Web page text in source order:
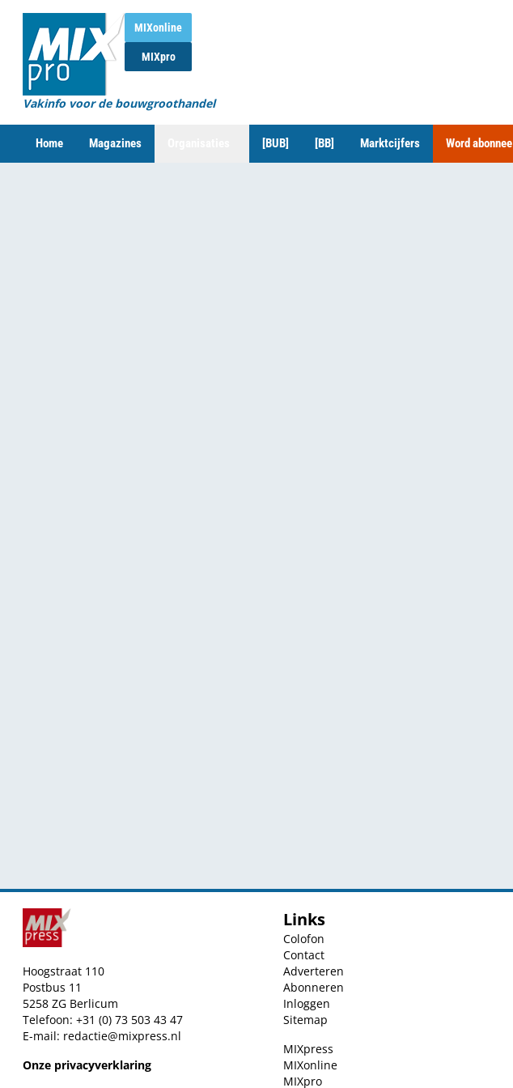
MIXonline
MIXpro
Vakinfo voor de bouwgroothandel
Home Magazines [BUB] [BB] Marktcijfers Word abonnee
Hoogstraat 110
Postbus 11
5258 ZG Berlicum
Telefoon: +31 (0) 73 503 43 47
E-mail: redactie@mixpress.nl
Onze privacyverklaring
Links
Colofon
Contact
Adverteren
Abonneren
Inloggen
Sitemap
MIXpress
MIXonline
MIXpro